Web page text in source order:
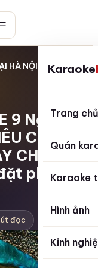
Karaoke
Trang chủ
Quán
Karaoke
Hình ảnh
Kinh
HÀ NỘI…
9 Nguyễn
CHUẨN
CHỮA
phòng
đọc